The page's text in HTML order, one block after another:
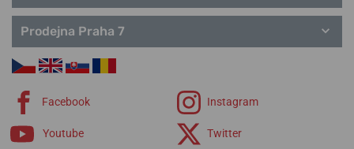
Prodejna Praha 7
Facebook Instagram
Youtube Twitter